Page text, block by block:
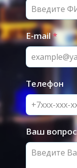
E-mail*
Телефон
Ваш вопрос